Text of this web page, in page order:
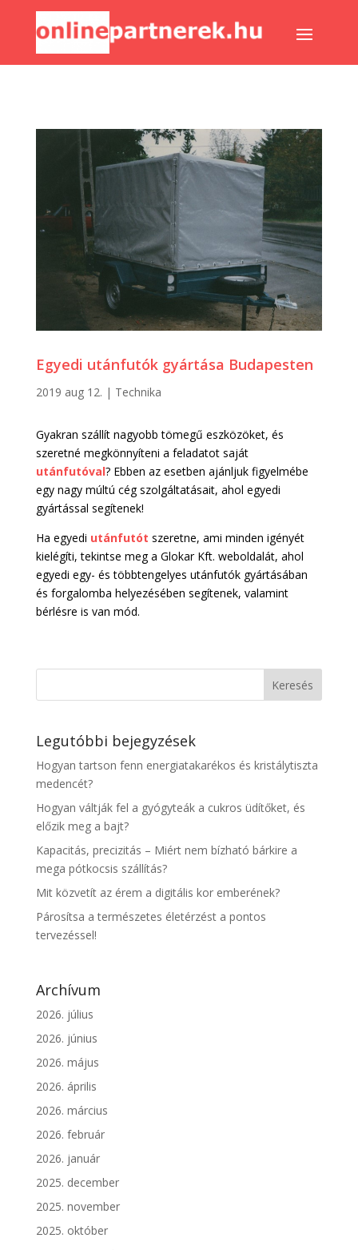
Egyedi utánfutók gyártása Budapesten
2019 aug 12. | Technika
Gyakran szállít nagyobb tömegű eszközöket, és
szeretné megkönnyíteni a feladatot saját
utánfutóval? Ebben az esetben ajánljuk figyelmébe
egy nagy múltú cég szolgáltatásait, ahol egyedi
gyártással segítenek!
Ha egyedi utánfutót szeretne, ami minden igényét
kielégíti, tekintse meg a Glokar Kft. weboldalát, ahol
egyedi egy- és többtengelyes utánfutók gyártásában
és forgalomba helyezésében segítenek, valamint
bérlésre is van mód.
Legutóbbi bejegyzések
Hogyan tartson fenn energiatakarékos és kristálytiszta
medencét?
Hogyan váltják fel a gyógyteák a cukros üdítőket, és
előzik meg a bajt?
Kapacitás, precizitás – Miért nem bízható bárkire a
mega pótkocsis szállítás?
Mit közvetít az érem a digitális kor emberének?
Párosítsa a természetes életérzést a pontos
tervezéssel!
Archívum
2026. július
2026. június
2026. május
2026. április
2026. március
2026. február
2026. január
2025. december
2025. november
2025. október